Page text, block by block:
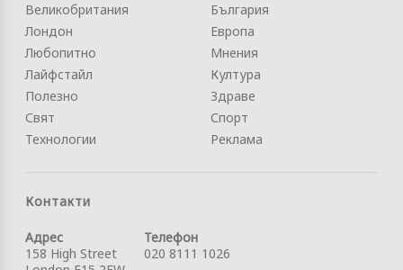
Великобритания
Лондон
Любопитно
Лайфстайл
Полезно
Свят
Технологии
България
Европа
Мнения
Култура
Здраве
Спорт
Реклама
Контакти
Адрес
158 High Street
Телефон
020 8111 1026